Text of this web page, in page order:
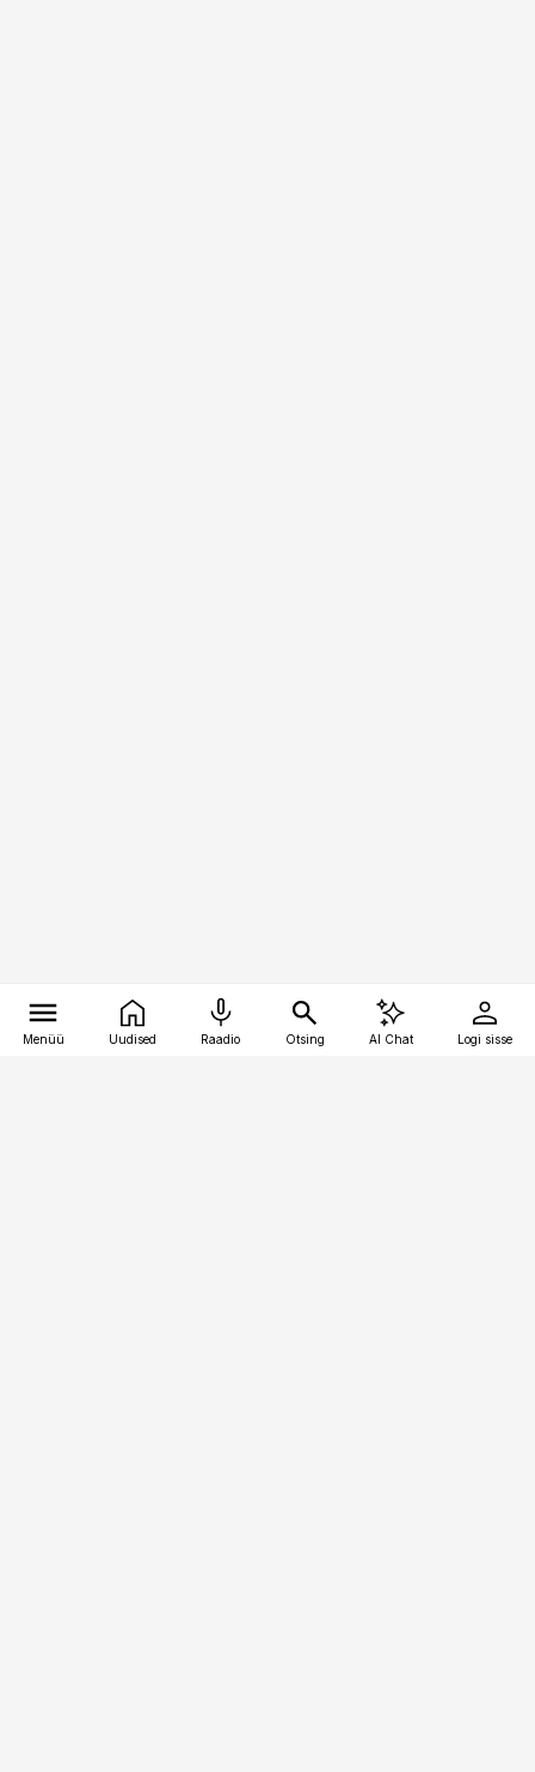
Menüü Uudised Raadio Otsing AI Chat Logi sisse